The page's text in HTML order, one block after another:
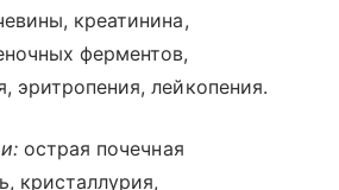
креатинина,
ферментов,
эритропения, лейкопения.
острая почечная
кристаллурия,